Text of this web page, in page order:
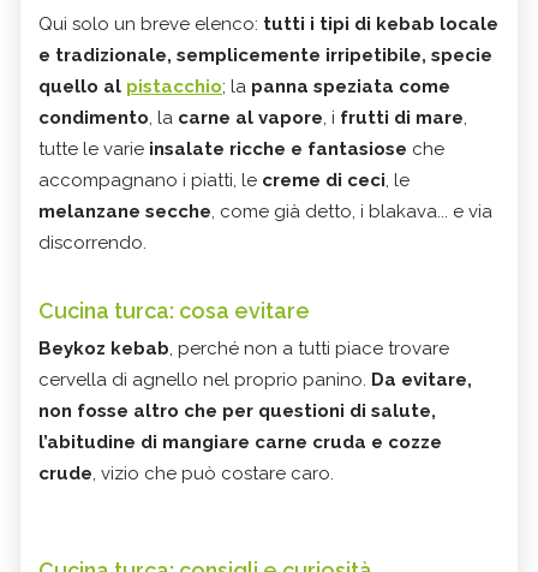
Qui solo un breve elenco: tutti i tipi di kebab locale
e tradizionale, semplicemente irripetibile, specie
quello al pistacchio; la panna speziata come
condimento, la carne al vapore, i frutti di mare,
tutte le varie insalate ricche e fantasiose che
accompagnano i piatti, le creme di ceci, le
melanzane secche, come già detto, i blakava... e via
discorrendo.
Cucina turca: cosa evitare
Beykoz kebab, perché non a tutti piace trovare
cervella di agnello nel proprio panino. Da evitare,
non fosse altro che per questioni di salute,
l’abitudine di mangiare carne cruda e cozze
crude, vizio che può costare caro.